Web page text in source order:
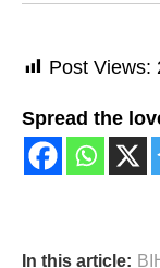
Post Views:
Spread the
In this article: